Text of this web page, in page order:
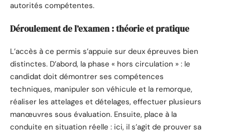
autorités compétentes.
Déroulement de l’examen : théorie et pratique
L’accès à ce permis s’appuie sur deux épreuves bien
distinctes. D’abord, la phase « hors circulation » : le
candidat doit démontrer ses compétences
techniques, manipuler son véhicule et la remorque,
réaliser les attelages et dételages, effectuer plusieurs
manœuvres sous évaluation. Ensuite, place à la
conduite en situation réelle : ici, il s’agit de prouver sa